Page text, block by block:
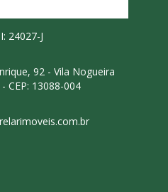
24027-J
92 - Vila Nogueira
CEP: 13088-004